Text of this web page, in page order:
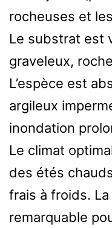
rocheuses et
Le substrat est
graveleux,
L’espèce est
argileux
inondation
Le climat
des étés
frais à froids.
remarquable